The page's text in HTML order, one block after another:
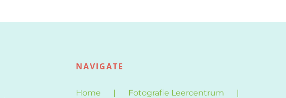
NAVIGATE
Home
Fotografie Leercentrum